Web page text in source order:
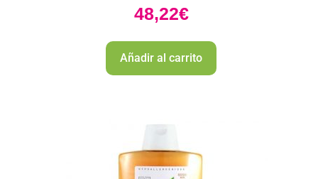
48,22€
Añadir al carrito